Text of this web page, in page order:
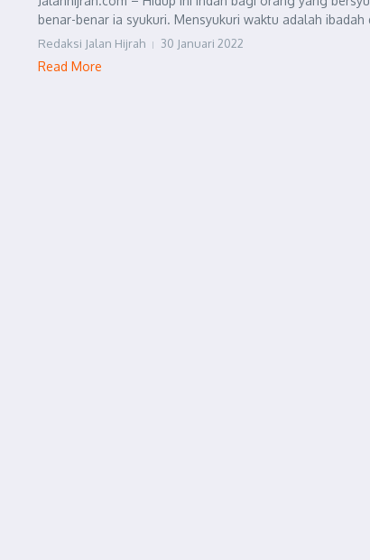
benar-benar ia syukuri. Mensyukuri waktu adalah ibadah
Redaksi Jalan Hijrah 30 Januari 2022
Read More